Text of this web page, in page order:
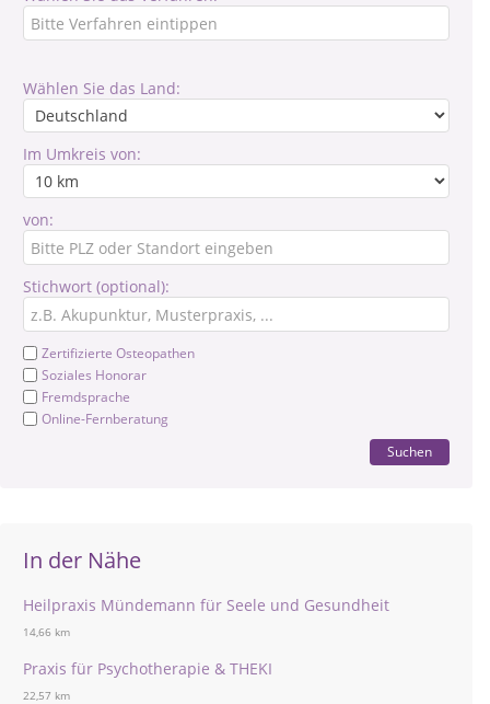
Wählen Sie das Land:
Im Umkreis von:
von:
Stichwort (optional):
Zertifizierte Osteopathen
Soziales Honorar
Fremdsprache
Online-Fernberatung
Suchen
In der Nähe
Heilpraxis Mündemann für Seele und Gesundheit
14,66 km
Praxis für Psychotherapie & THEKI
22,57 km